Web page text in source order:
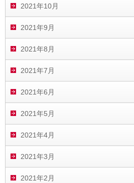
2021年10月
2021年9月
2021年8月
2021年7月
2021年6月
2021年5月
2021年4月
2021年3月
2021年2月